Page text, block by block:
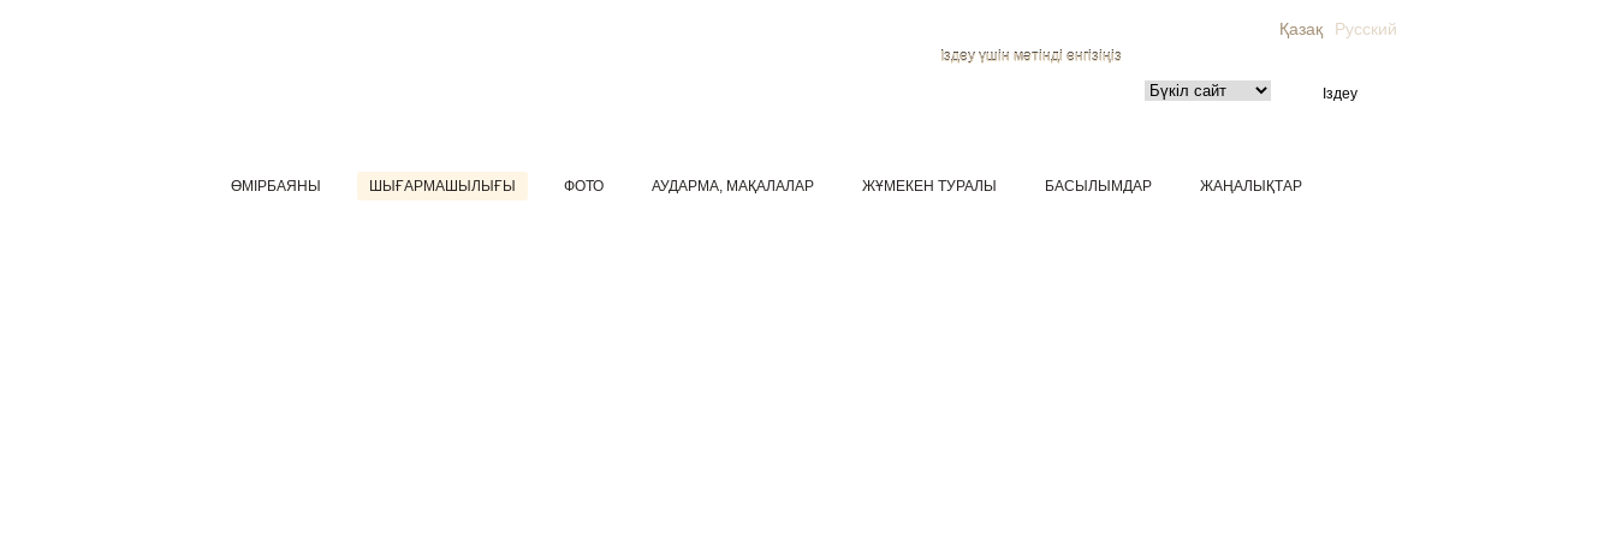
Қазақ Русский
Іздеу үшін мәтінді енгізіңіз
ӨМІРБАЯНЫ ШЫҒАРМАШЫЛЫҒЫ ФОТО АУДАРМА, МАҚАЛАЛАР ЖҰМЕКЕН ТУРАЛЫ БАСЫЛЫМДАР ЖАҢАЛЫҚТАР